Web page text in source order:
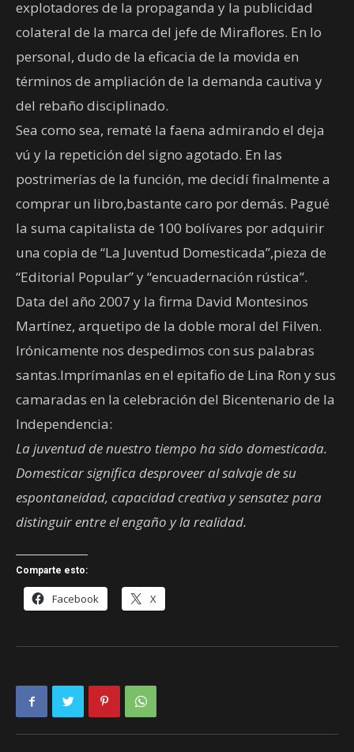
explotadores de la propaganda y la publicidad
colateral de la marca del jefe de Miraflores. En lo
personal, dudo de la eficacia de la movida en
términos de ampliación de la demanda cautiva y
del rebaño disciplinado.
Sea como sea, rematé la faena admirando el deja
vú y la repetición del signo agotado. En las
postrimerías de la función, me decidí finalmente a
comprar un libro,bastante caro por demás. Pagué
la suma capitalista de 100 bolívares por adquirir
una copia de “La Juventud Domesticada”,pieza de
“Editorial Popular” y “encuadernación rústica”.
Data del año 2007 y la firma David Montesinos
Martínez, arquetipo de la doble moral del Filven.
Irónicamente nos despedimos con sus palabras
santas.Imprímanlas en el epitafio de Lina Ron y sus
camaradas en la celebración del Bicentenario de la
Independencia:
La juventud de nuestro tiempo ha sido domesticada.
Domesticar significa desproveer al salvaje de su
espontaneidad, capacidad creativa y sensatez para
distinguir entre el engaño y la realidad.
Comparte esto:
Facebook X